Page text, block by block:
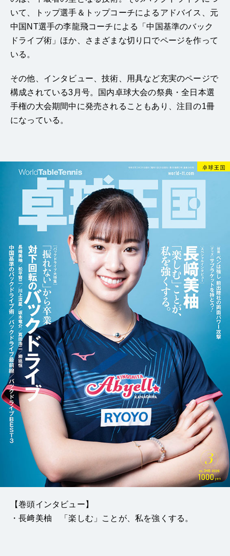
いて、トップ選手＆トップコーチによるアドバイス、元
中国NT選手の李龍飛コーチによる「中国基準のバック
ドライブ術」ほか、さまざまな切り口でページを作って
いる。
その他、インタビュー、技術、用具など充実のページで
構成されている3月号。国内卓球大会の祭典・全日本選
手権の大会期間中に発売されることもあり、注目の1冊
になっている。
【巻頭インタビュー】
・長﨑美柚 「楽しむ」ことが、私を強くする。